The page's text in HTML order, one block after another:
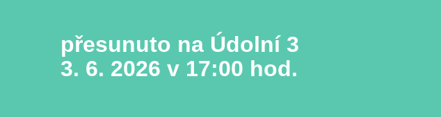
přesunuto na Údolní 3
3. 6. 2026 v 17:00 hod.